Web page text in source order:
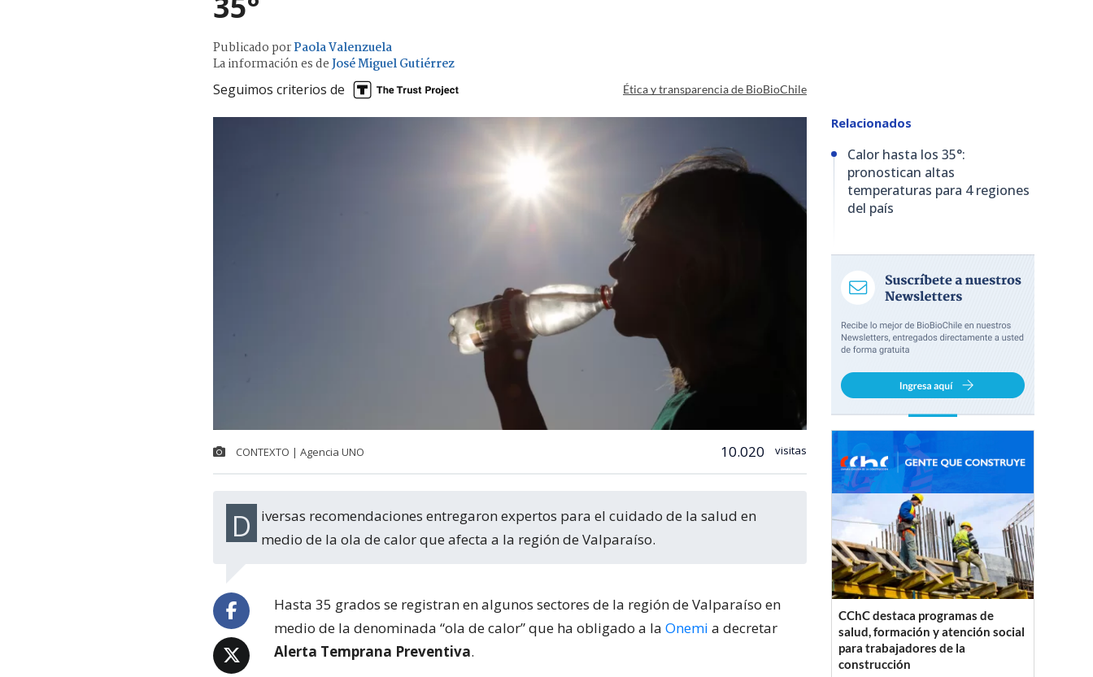
Publicado porPaola Valenzuela
La información es deJosé Miguel Gutiérrez
Seguimos criterios de Ética y transparencia de BioBioChile
CONTEXTO | Agencia UNO 10.020 visitas
Diversas recomendaciones entregaron expertos para el cuidado de la salud en medio de la ola de calor que afecta a la región de Valparaíso.
Hasta 35 grados se registran en algunos sectores de la región de Valparaíso en
medio de la denominada “ola de calor” que ha obligado a la Onemi a decretar
Alerta Temprana Preventiva.
Relacionados
Calor hasta los 35°:
pronostican altas
temperaturas para 4 regiones
del país
CChC destaca programas de
salud, formación y atención social
para trabajadores de la
construcción